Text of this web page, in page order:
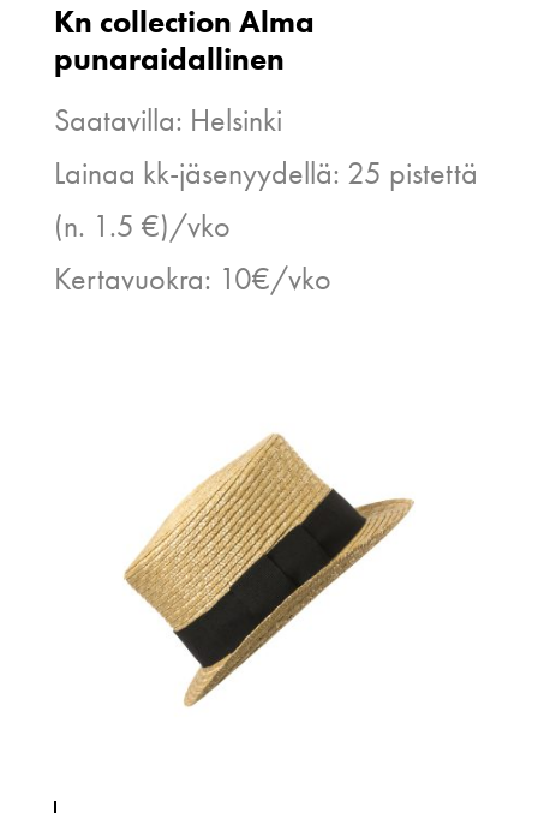
Kn collection Alma
punaraidallinen
Saatavilla: Helsinki
Lainaa kk-jäsenyydellä: 25 pistettä
(n. 1.5 €)/vko
Kertavuokra: 10€/vko